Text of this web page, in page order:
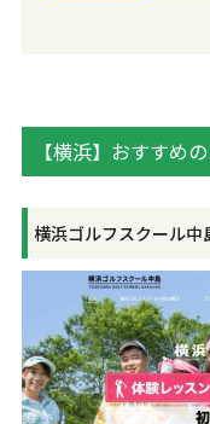
【横浜】おすすめ
横浜ゴルフスクール中